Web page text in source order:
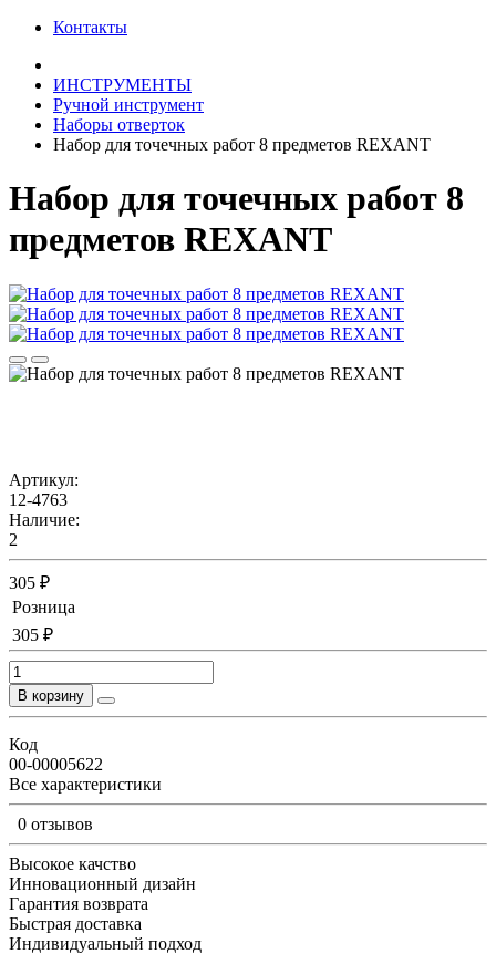
Контакты
ИНСТРУМЕНТЫ
Ручной инструмент
Наборы отверток
Набор для точечных работ 8 предметов REXANT
Набор для точечных работ 8
предметов REXANT
Артикул:
12-4763
Наличие:
2
305 ₽
Розница
305 ₽
В корзину
Код
00-00005622
Все характеристики
0 отзывов
Высокое качство
Инновационный дизайн
Гарантия возврата
Быстрая доставка
Индивидуальный подход